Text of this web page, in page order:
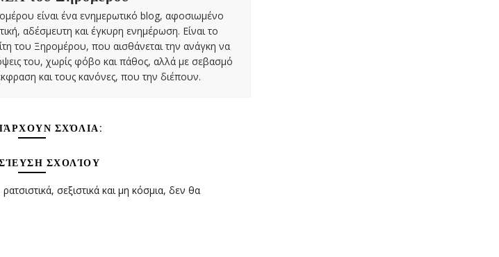
είναι ένα ενημερωτικό blog, αφοσιωμένο
αδέσμευτη και έγκυρη ενημέρωση. Είναι το
του Ξηρομέρου, που αισθάνεται την ανάγκη να
του, χωρίς φόβο και πάθος, αλλά με σεβασμό
και τους κανόνες, που την διέπουν.
ΣΧΌΛΙΑ:
ΣΧΟΛΊΟΥ
σεξιστικά και μη κόσμια, δεν θα